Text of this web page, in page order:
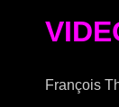
François